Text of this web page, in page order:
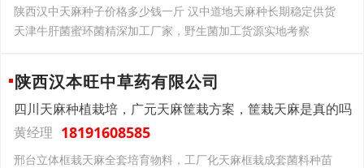
陕西汉中天麻种子价格多少钱一斤 汉中道地天麻种长期稳定供货
天津牛肝菌蜜环菌精深加工厂家，野生菌加工货源实地考察
陕西汉本旺中草药有限公司
四川天麻种植栽培，广元天麻筐栽方案，筐栽天麻是真的吗
黄经理 18191608585
邢台立体框栽天麻全套培育物料，工厂化天麻框栽成套菌料种苗